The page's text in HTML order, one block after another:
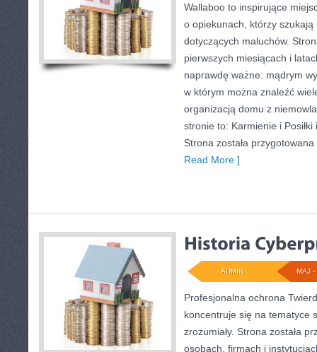
Wallaboo to inspirujące
o opiekunach, którzy
dotyczących maluchów.
pierwszych miesiącach i
naprawdę ważne: mądrym
w którym można znaleźć
organizacją domu z
stronie to: Karmienie i
Strona została
Read More ]
MAJ -
ADMIN
Profesjonalna ochrona
koncentruje się na tematyce
zrozumiały. Strona została
osobach, firmach i